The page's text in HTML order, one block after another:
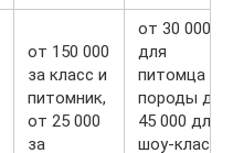
от 150 000
за класс и
питомник,
от 25 000
за
от 30 000
для
питомца и
породы до
45 000 для
шоу-класса